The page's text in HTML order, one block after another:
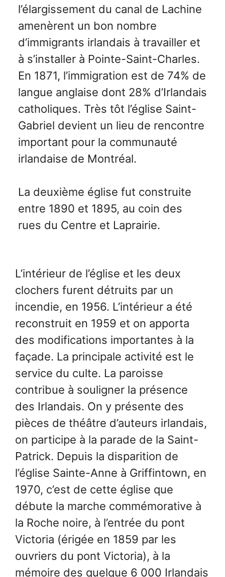
l’élargissement du canal de Lachine
amenèrent un bon nombre
d’immigrants irlandais à travailler et
à s’installer à Pointe-Saint-Charles.
En 1871, l’immigration est de 74% de
langue anglaise dont 28% d’Irlandais
catholiques. Très tôt l’église Saint-
Gabriel devient un lieu de rencontre
important pour la communauté
irlandaise de Montréal.
La deuxième église fut construite
entre 1890 et 1895, au coin des
rues du Centre et Laprairie.
L’intérieur de l’église et les deux
clochers furent détruits par un
incendie, en 1956. L’intérieur a été
reconstruit en 1959 et on apporta
des modifications importantes à la
façade. La principale activité est le
service du culte. La paroisse
contribue à souligner la présence
des Irlandais. On y présente des
pièces de théâtre d’auteurs irlandais,
on participe à la parade de la Saint-
Patrick. Depuis la disparition de
l’église Sainte-Anne à Griffintown, en
1970, c’est de cette église que
débute la marche commémorative à
la Roche noire, à l’entrée du pont
Victoria (érigée en 1859 par les
ouvriers du pont Victoria), à la
mémoire des quelque 6 000 Irlandais